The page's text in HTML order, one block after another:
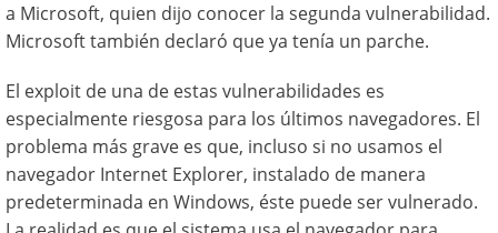
a Microsoft, quien dijo conocer la segunda vulnerabilidad.
Microsoft también declaró que ya tenía un parche.
El exploit de una de estas vulnerabilidades es
especialmente riesgosa para los últimos navegadores. El
problema más grave es que, incluso si no usamos el
navegador Internet Explorer, instalado de manera
predeterminada en Windows, éste puede ser vulnerado.